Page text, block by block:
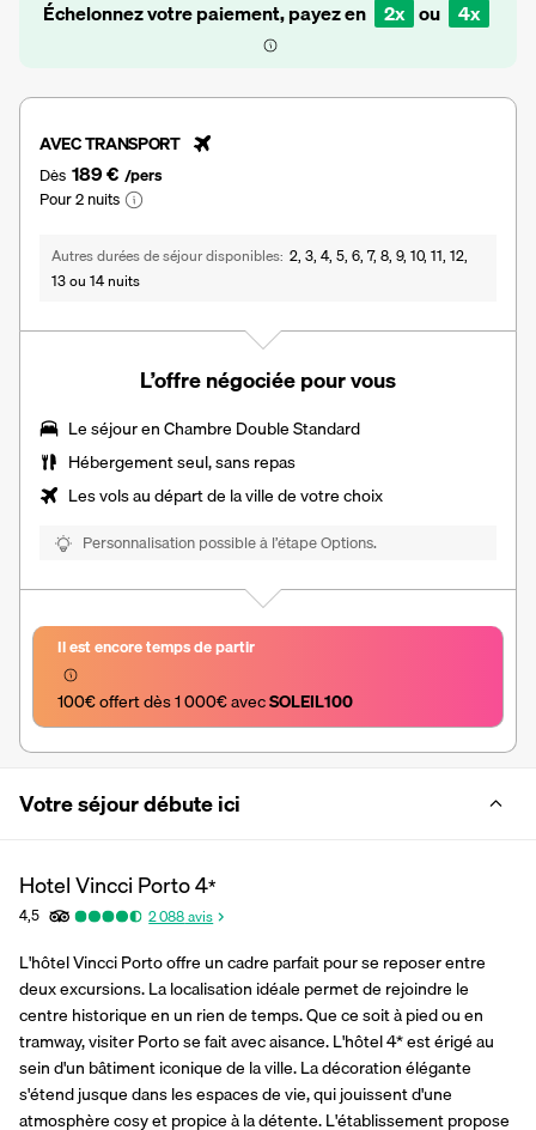
Échelonnez votre paiement, payez en 2x ou 4x
AVEC TRANSPORT
Dès 189 € /pers
Pour 2 nuits
Autres durées de séjour disponibles 2, 3, 4, 5, 6, 7, 8, 9, 10, 11, 12,
13 ou 14 nuits
L’offre négociée pour vous
Le séjour enChambre Double Standard
Hébergement seul, sans repas
Les vols au départ de la ville de votre choix
Personnalisation possible à l’étape Options.
Il est encore temps de partir
100€ offert dès 1 000€ avec SOLEIL100
Votre séjour débute ici
Hotel Vincci Porto4*
4,5 2 088avis
L'hôtel Vincci Porto offre un cadre parfait pour se reposer entre
deux excursions. La localisation idéale permet de rejoindre le
centre historique en un rien de temps. Que ce soit à pied ou en
tramway, visiter Porto se fait avec aisance. L'hôtel 4* est érigé au
sein d'un bâtiment iconique de la ville. La décoration élégante
s'étend jusque dans les espaces de vie, qui jouissent d'une
atmosphère cosy et propice à la détente. L'établissement propose